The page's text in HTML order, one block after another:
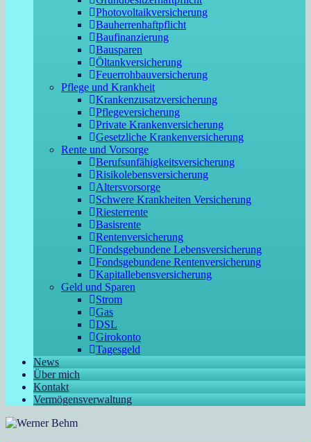
Photovoltaikversicherung
Bauherrenhaftpflicht
Baufinanzierung
Bausparen
Öltankversicherung
Feuerrohbauversicherung
Pflege und Krankheit
Krankenzusatzversicherung
Pflegeversicherung
Private Krankenversicherung
Gesetzliche Krankenversicherung
Rente und Vorsorge
Berufs­unfähigkeitsversicherung
Risikolebensversicherung
Altersvorsorge
Schwere Krankheiten Versicherung
Riesterrente
Basisrente
Rentenversicherung
Fondsgebundene Lebensversicherung
Fondsgebundene Rentenversicherung
Kapitallebensversicherung
Geld und Sparen
Strom
Gas
DSL
Girokonto
Tagesgeld
News
Über mich
Kontakt
Vermögensverwaltung